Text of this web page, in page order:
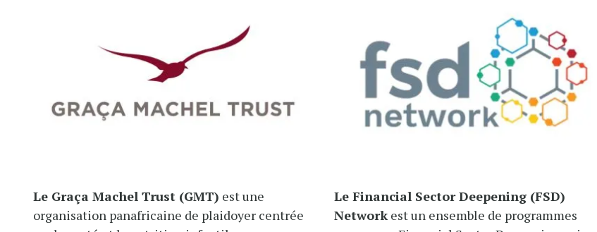
Le Graça Machel Trust (GMT) est une
organisation panafricaine de plaidoyer centrée
Le Financial Sector Deepening (FSD)
Networkest un ensemble de programmes